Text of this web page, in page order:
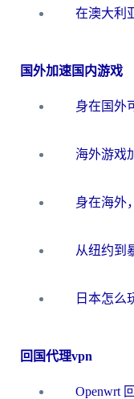
国外加速国内游戏
回国代理vpn